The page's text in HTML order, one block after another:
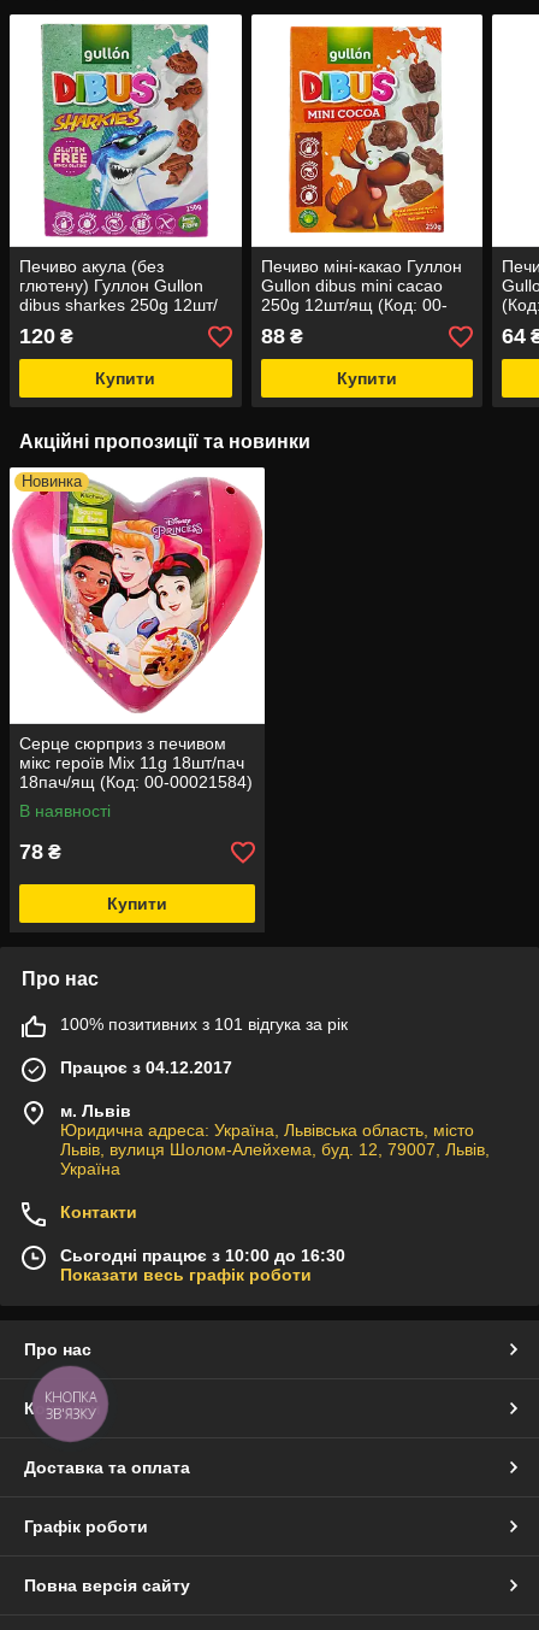
Печиво акула (без
глютену) Гуллон Gullon
dibus sharkes 250g 12шт/
ящ (Код: 00-00003882)
120 ₴
Купити
Печиво міні-какао Гуллон
Gullon dibus mini сacao
250g 12шт/ящ (Код: 00-
00003889)
88₴
Купити
64
Акційні пропозиції та новинки
Новинка
Серце сюрприз з печивом
мікс героїв Mix 11g 18шт/пач
18пач/ящ (Код: 00-00021584)
В наявності
78 ₴
Купити
Про нас
100% позитивних з 101 відгука за рік
Працює з 04.12.2017
м. Львів
Юридична адреса: Україна, Львівська область, місто
Львів, вулиця Шолом-Алейхема, буд. 12, 79007, Львів,
Україна
Контакти
Сьогодні працює з 10:00 до 16:30
Показати весь графік роботи
Про нас
Контакти
Доставка та оплата
Графік роботи
Повна версія сайту
КНОПКА
ЗВ'ЯЗКУ